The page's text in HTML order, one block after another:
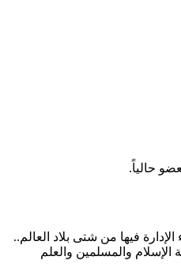
حالياً.
فيها من شتى بلاد العالم..
الإسلام والمسلمين والعلم